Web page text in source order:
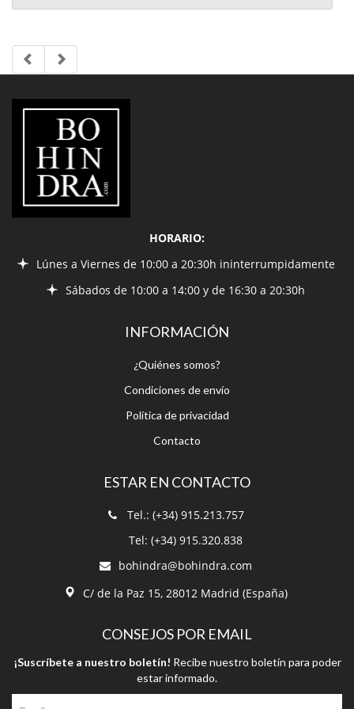
LIBRERÍA
BOHINDRA
HORARIO:
Lúnes a Viernes de 10:00 a 20:30h ininterrumpidamente
Sábados de 10:00 a 14:00 y de 16:30 a 20:30h
INFORMACIÓN
¿Quiénes somos?
Condiciones de envío
Política de privacidad
Contacto
ESTAR EN CONTACTO
Tel.: (+34) 915.213.757
Tel: (+34) 915.320.838
bohindra@bohindra.com
C/ de la Paz 15, 28012 Madrid (España)
CONSEJOS POR EMAIL
¡Suscríbete a nuestro boletín! Recibe nuestro boletín para poder
estar informado.